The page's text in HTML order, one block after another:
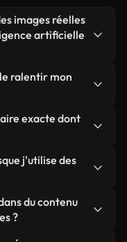
images réelles
artificielle
hybride
par des
est clairement
ce que
ralentir mon
optimisées.
prêts pour le
tout en
et en
le LCP.
exacte dont
avec
décrire la scène,
une vidéo
de licence.
j'utilise des
les vidéos
de droits et
du contenu
?
de Coverr peuvent